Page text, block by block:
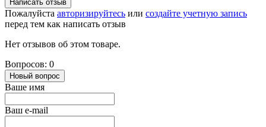
Написать отзыв
Пожалуйста авторизируйтесь или создайте учетную запись
перед тем как написать отзыв
Нет отзывов об этом товаре.
Вопросов: 0
Новый вопрос
Ваше имя
Ваш e-mail